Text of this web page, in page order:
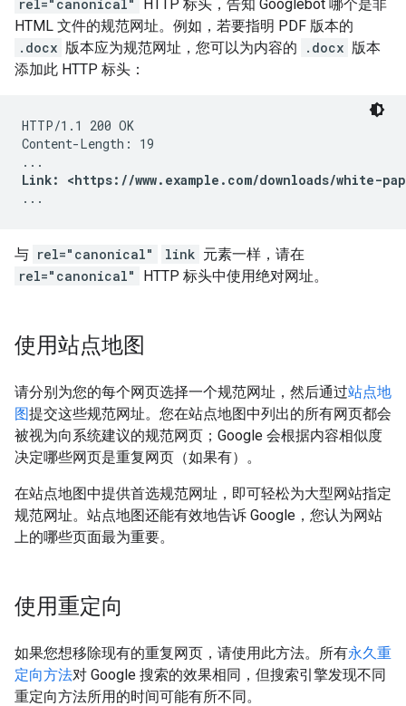
rel="canonical"
HTTP 标头，告知 Googlebot 哪个是非
HTML 文件的规范网址。例如，若要指明 PDF 版本的
.docx 版本应为规范网址，您可以为内容的 .docx 版本
添加此 HTTP 标头：
HTTP/1.1 200 OK
Content-Length: 19
Link: <https://www.example.com/downloads/white-
...
与 rel="canonical" link 元素一样，请在
rel="canonical"
HTTP 标头中使用绝对网址。
使用站点地图
请分别为您的每个网页选择一个规范网址，然后通过站点地
图提交这些规范网址。您在站点地图中列出的所有网页都会
被视为向系统建议的规范网页；Google 会根据内容相似度
决定哪些网页是重复网页（如果有）。
在站点地图中提供首选规范网址，即可轻松为大型网站指定
规范网址。站点地图还能有效地告诉 Google，您认为网站
上的哪些页面最为重要。
使用重定向
如果您想移除现有的重复网页，请使用此方法。所有永久重
定向方法对 Google 搜索的效果相同，但搜索引擎发现不同
重定向方法所用的时间可能有所不同。